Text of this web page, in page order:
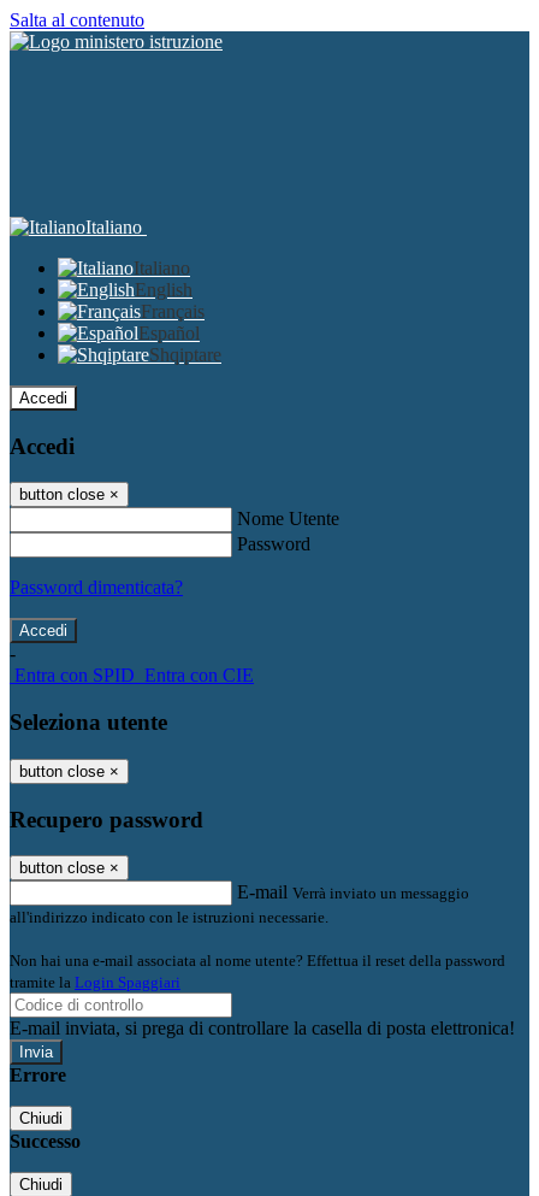
Salta al contenuto
Italiano
Italiano
English
Français
Español
Shqiptare
Accedi
Accedi
button close ×
Nome Utente
Password
Password dimenticata?
-
Entra con SPID Entra con CIE
Seleziona utente
button close ×
Recupero password
button close ×
E-mail Verrà inviato un messaggio
all'indirizzo indicato con le istruzioni necessarie.
Non hai una e-mail associata al nome utente? Effettua il reset della password
tramite la Login Spaggiari
E-mail inviata, si prega di controllare la casella di posta elettronica!
Errore
Chiudi
Successo
Chiudi